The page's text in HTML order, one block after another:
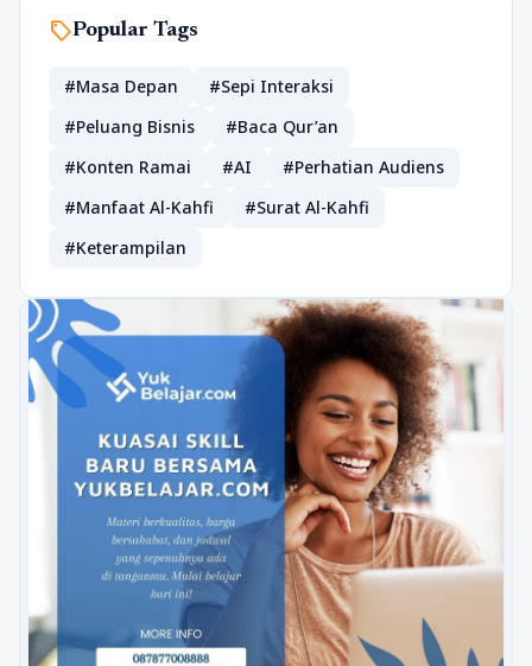
sellPopular Tags
#Masa Depan
#Sepi Interaksi
#Peluang Bisnis
#Baca Qur’an
#Konten Ramai
#AI
#Perhatian Audiens
#Manfaat Al-Kahfi
#Surat Al-Kahfi
#Keterampilan